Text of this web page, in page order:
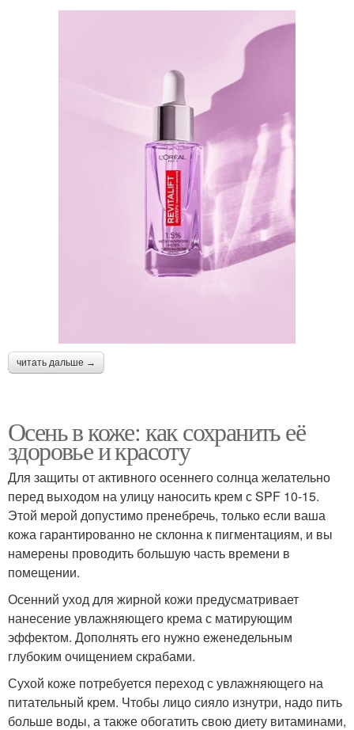
читать дальше →
Осень в коже: как сохранить её
здоровье и красоту
Для защиты от активного осеннего солнца желательно
перед выходом на улицу наносить крем с SPF 10-15.
Этой мерой допустимо пренебречь, только если ваша
кожа гарантированно не склонна к пигментациям, и вы
намерены проводить большую часть времени в
помещении.
Осенний уход для жирной кожи предусматривает
нанесение увлажняющего крема с матирующим
эффектом. Дополнять его нужно еженедельным
глубоким очищением скрабами.
Сухой коже потребуется переход с увлажняющего на
питательный крем. Чтобы лицо сияло изнутри, надо пить
больше воды, а также обогатить свою диету витаминами,